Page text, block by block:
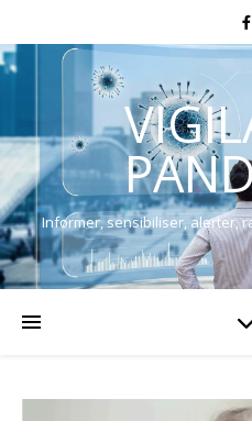
Informer, sensibiliser, alerter,